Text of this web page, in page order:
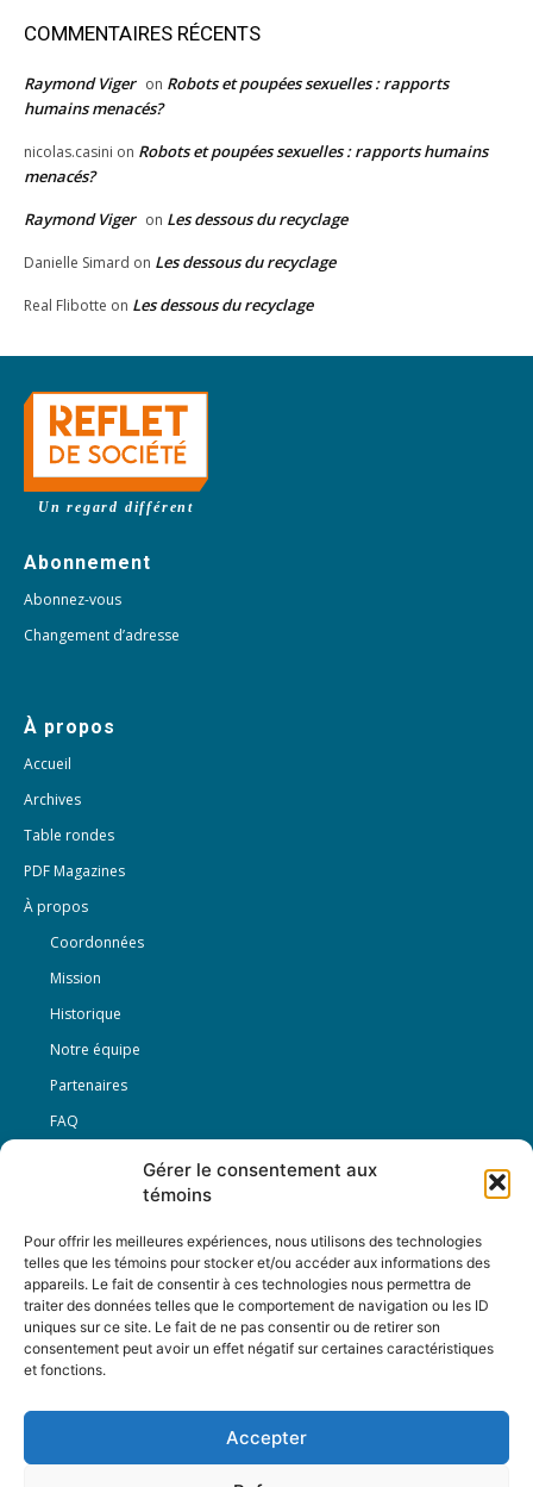
Gérer le consentement aux
témoins
Pour offrir les meilleures expériences, nous utilisons des technologies
telles que les témoins pour stocker et/ou accéder aux informations des
appareils. Le fait de consentir à ces technologies nous permettra de
traiter des données telles que le comportement de navigation ou les ID
uniques sur ce site. Le fait de ne pas consentir ou de retirer son
consentement peut avoir un effet négatif sur certaines caractéristiques
et fonctions.
Accepter
COMMENTAIRES RÉCENTS
Raymond Viger on Robots et poupées sexuelles : rapports
humains menacés?
nicolas.casini on Robots et poupées sexuelles : rapports humains
menacés?
Raymond Viger on Les dessous du recyclage
Danielle Simard on Les dessous du recyclage
Real Flibotte on Les dessous du recyclage
Un regard différent
Abonnement
Abonnez-vous
Changement d’adresse
À propos
Accueil
Archives
Table rondes
PDF Magazines
À propos
Coordonnées
Mission
Historique
Notre équipe
Partenaires
FAQ
Conditions générales
Nous Suivre
Contactez-nous :
12-3894 rue Sainte-Catherine Est,